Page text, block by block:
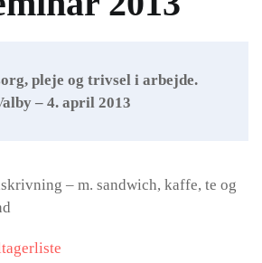
pleje og trivsel i arbejde.
– 4. april 2013
– m. sandwich, kaffe, te og